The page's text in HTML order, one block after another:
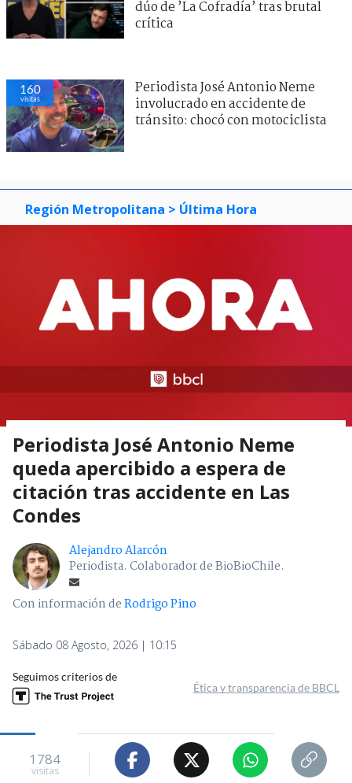
dúo de ’La Cofradía’ tras brutal
crítica
160
visitas
Periodista José Antonio Neme
involucrado en accidente de
tránsito: chocó con motociclista
Región Metropolitana > Última Hora
Periodista José Antonio Neme
queda apercibido a espera de
citación tras accidente en Las
Condes
Alejandro Alarcón
Periodista. Colaborador de BioBioChile.
Con información deRodrigo Pino
Sábado 08 Agosto, 2026 | 10:15
Seguimos criterios de
Ética y transparencia de BBCL
1784
visitas